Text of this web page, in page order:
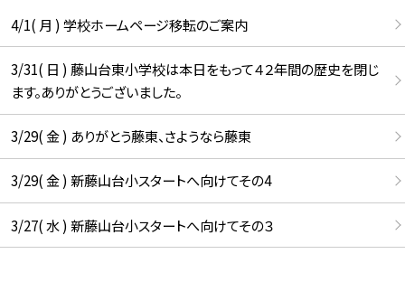
4/1( 月 ) 学校ホームページ移転のご案内
3/31( 日 ) 藤山台東小学校は本日をもって４２年間の歴史を閉じ
ます。ありがとうございました。
3/29( 金 ) ありがとう藤東、さようなら藤東
3/29( 金 ) 新藤山台小スタートへ向けてその4
3/27( 水 ) 新藤山台小スタートへ向けてその３